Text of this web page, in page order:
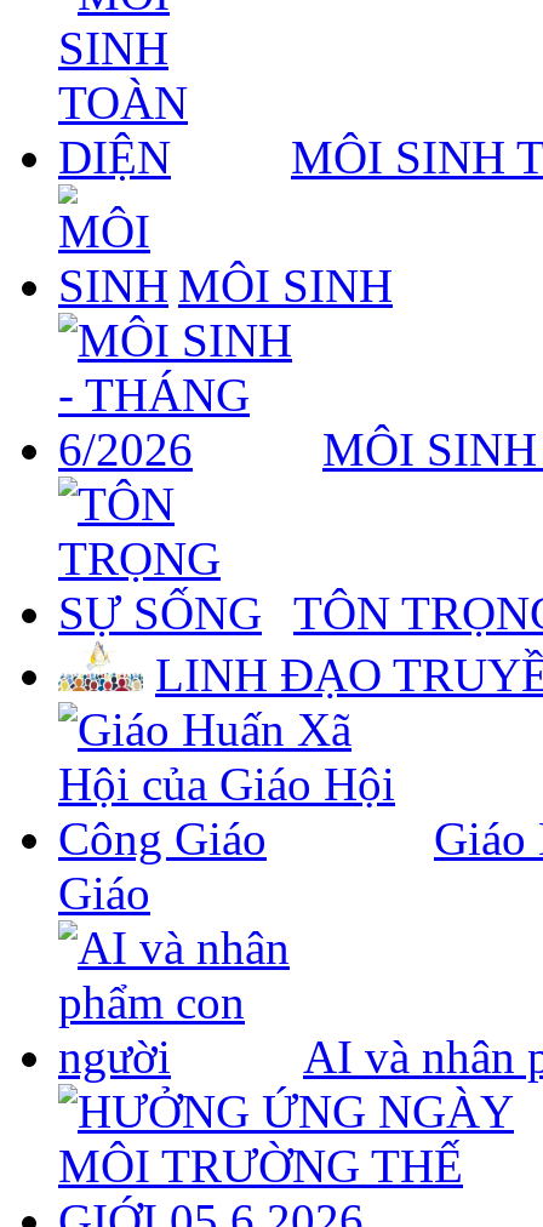
MÔI SINH
MÔI SINH
MÔI
TÔN
LINH ĐẠO
Giáo
Giáo
AI và nhân